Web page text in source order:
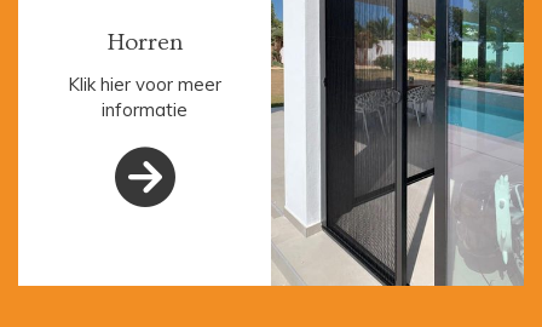
Horren
Klik hier voor meer
informatie
